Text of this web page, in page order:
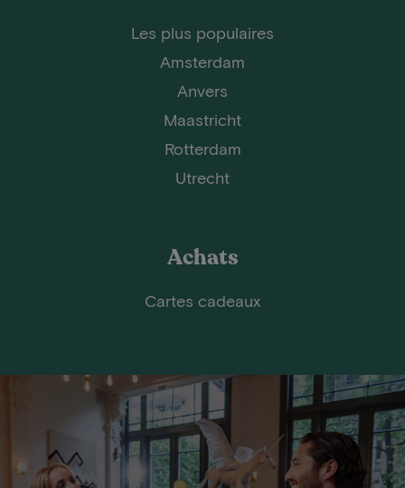
Les plus populaires
Amsterdam
Anvers
Maastricht
Rotterdam
Utrecht
Achats
Cartes cadeaux